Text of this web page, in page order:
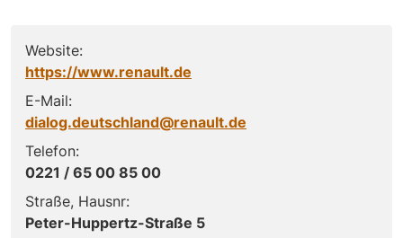
Website:
https://www.renault.de
E-Mail:
dialog.deutschland@renault.de
Telefon:
0221 / 65 00 85 00
Straße, Hausnr:
Peter-Huppertz-Straße 5